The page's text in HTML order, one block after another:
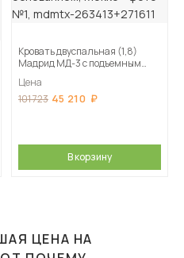
Кровать двуспальная (1,8)
Мадрид МД-3 с подъемным
Цена
101 723 45 210
В корзину
ЦЕНА НА